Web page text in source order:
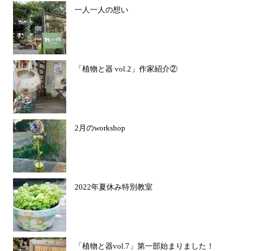
一人一人の想い
「植物と器 vol.2」作家紹介②
2月のworkshop
2022年夏休み特別教室
「植物と器vol.7」第一部始まりました！